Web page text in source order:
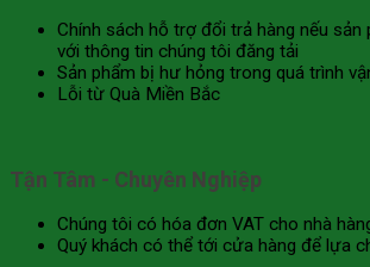
Chính sách hỗ trợ đổi trả hàng nếu sản
với thông tin chúng tôi đăng tải
Sản phẩm bị hư hỏng trong quá trình
Lỗi từ Quà Miền Bắc
Tận Tâm - Chuyên Nghiệp
Chúng tôi có hóa đơn VAT cho nhà
Quý khách có thể tới cửa hàng để lựa